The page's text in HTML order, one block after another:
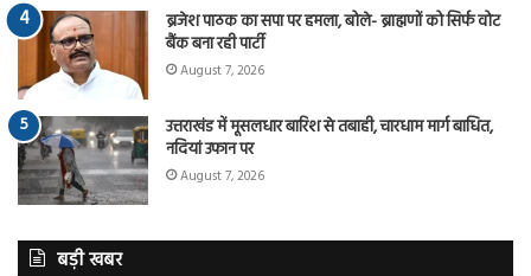
ब्रजेश पाठक का सपा पर हमला, बोले- ब्राह्मणों को सिर्फ वोट
बैंक बना रही पार्टी
August 7, 2026
उत्तराखंड में मूसलधार बारिश से तबाही, चारधाम मार्ग बाधित,
नदियां उफान पर
August 7, 2026
बड़ी खबर